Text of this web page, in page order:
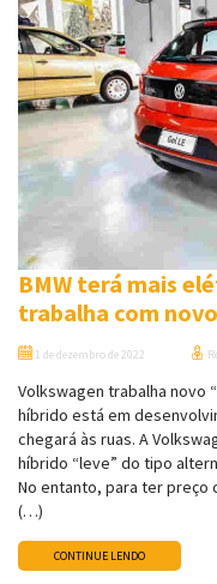
BMW terá mais
trabalha com
1 de dezembro de 2022
Volkswagen trabalha novo
híbrido está em
chegará às ruas. A
híbrido “leve” do tipo
No entanto, para ter preço
(…)
CONTINUE LENDO